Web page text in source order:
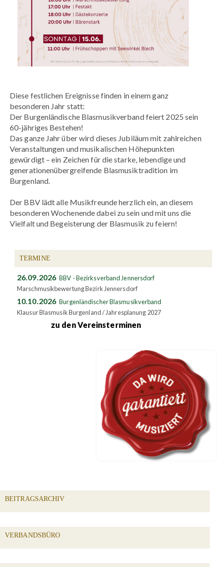
Diese festlichen Ereignisse finden in einem ganz
besonderen Jahr statt:
Der Burgenländische Blasmusikverband feiert 2025 sein
60-jähriges Bestehen!
Das ganze Jahr über wird dieses Jubiläum mit zahlreichen
Veranstaltungen und musikalischen Höhepunkten
gewürdigt – ein Zeichen für die starke, lebendige und
generationenübergreifende Blasmusiktradition im
Burgenland.
Der BBV lädt alle Musikfreunde herzlich ein, an diesem
besonderen Wochenende dabei zu sein und mit uns die
Vielfalt und Begeisterung der Blasmusik zu feiern!
TERMINE
26.09.2026 BBV - Bezirksverband Jennersdorf
Marschmusikbewertung Bezirk Jennersdorf
10.10.2026 Burgenländischer Blasmusikverband
Klausur Blasmusik Burgenland / Jahresplanung 2027
zu den Vereinsterminen
BEITRAGSARCHIV
VERBANDSBÜRO